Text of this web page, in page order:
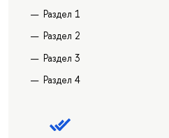
Раздел 1
Раздел 2
Раздел 3
Раздел 4